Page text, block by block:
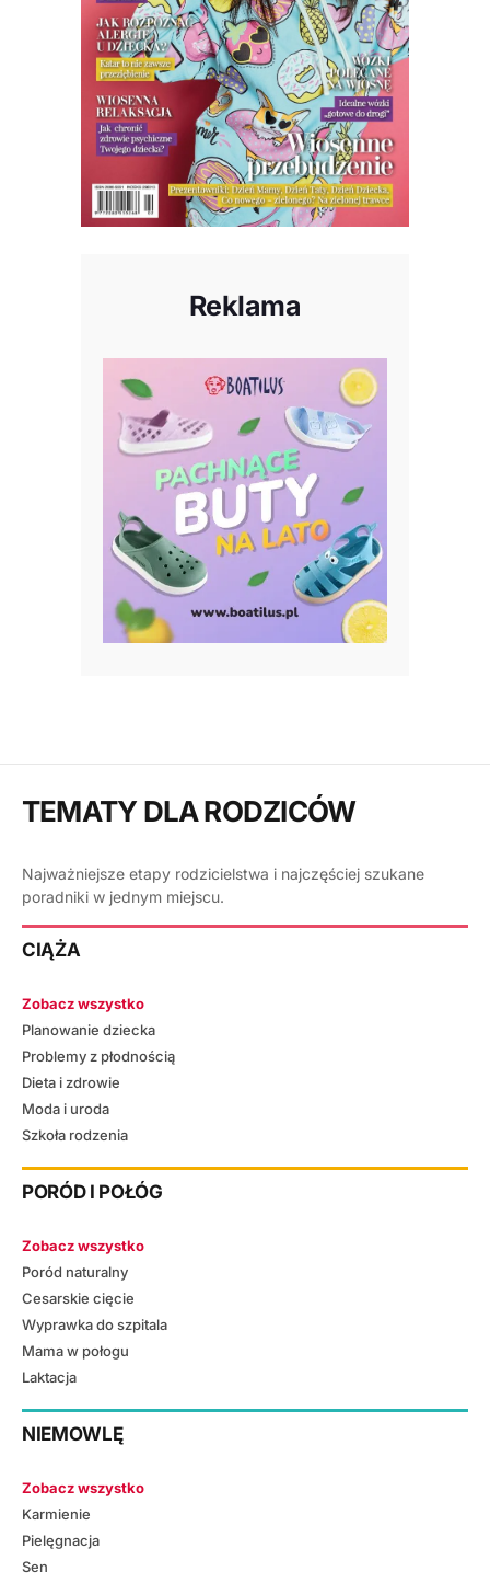
Reklama
TEMATY DLA RODZICÓW
Najważniejsze etapy rodzicielstwa i najczęściej szukane
poradniki w jednym miejscu.
CIĄŻA
Zobacz wszystko
Planowanie dziecka
Problemy z płodnością
Dieta i zdrowie
Moda i uroda
Szkoła rodzenia
PORÓD I POŁÓG
Zobacz wszystko
Poród naturalny
Cesarskie cięcie
Wyprawka do szpitala
Mama w połogu
Laktacja
NIEMOWLĘ
Zobacz wszystko
Karmienie
Pielęgnacja
Sen